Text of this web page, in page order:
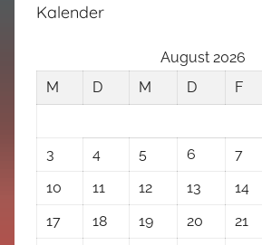
Kalender
August 2026
M
D M D F
3
4 5 6 7
10
11 12 13 14
17
18 19 20 21